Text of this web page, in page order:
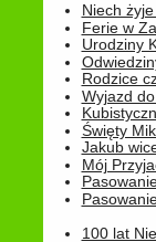
Niech
Ferie w
Urodziny
Rodzice
Wyjazd
Święty
Jakub
Mój
100 lat